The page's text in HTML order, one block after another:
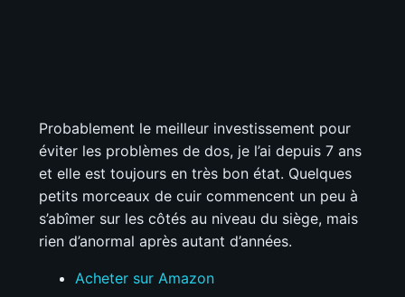
Probablement le meilleur investissement pour
éviter les problèmes de dos, je l’ai depuis 7 ans
et elle est toujours en très bon état. Quelques
petits morceaux de cuir commencent un peu à
s’abîmer sur les côtés au niveau du siège, mais
rien d’anormal après autant d’années.
Acheter sur Amazon